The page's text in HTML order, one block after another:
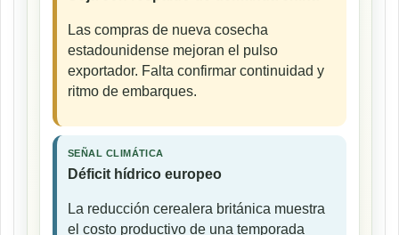
Las compras de nueva cosecha
estadounidense mejoran el pulso
exportador. Falta confirmar continuidad y
ritmo de embarques.
SEÑAL CLIMÁTICA
Déficit hídrico europeo
La reducción cerealera británica muestra
el costo productivo de una temporada